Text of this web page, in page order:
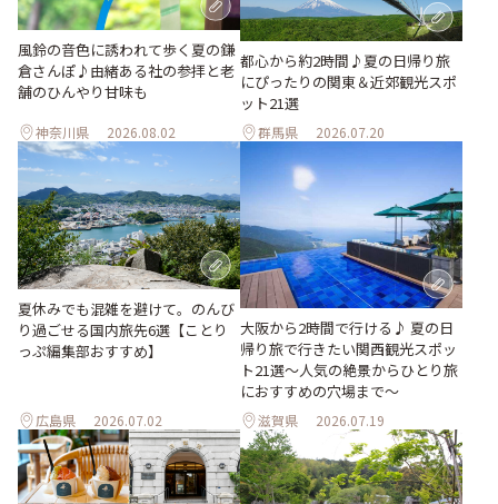
風鈴の音色に誘われて歩く夏の鎌
倉さんぽ♪由緒ある社の参拝と老
舗のひんやり甘味も
神奈川県 2026.08.02
都心から約2時間♪夏の日帰り旅
にぴったりの関東＆近郊観光スポ
ット21選
群馬県 2026.07.20
夏休みでも混雑を避けて。のんび
り過ごせる国内旅先6選【ことり
っぷ編集部おすすめ】
広島県 2026.07.02
大阪から2時間で行ける♪ 夏の日
帰り旅で行きたい関西観光スポッ
ト21選～人気の絶景からひとり旅
におすすめの穴場まで～
滋賀県 2026.07.19